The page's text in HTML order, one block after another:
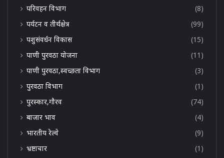
परिवहन विभाग
(8)
पर्यटन व तीर्थक्षेत्र
(99)
पशुसंवर्धन विकास
(15)
पाणी पुरवठा योजना
(11)
पाणी पुरवठा,स्वच्छता विभाग
(3)
पुरवठा विभाग
(1)
पुरस्कार,गौरव
(74)
बाजार भाव
(4)
भारतीय रेल्वे
(9)
भ्रष्टाचार
(1)